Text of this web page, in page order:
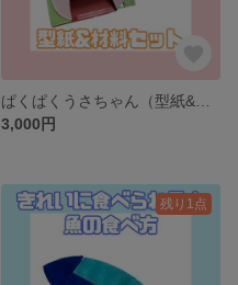
3,000円
残り1点